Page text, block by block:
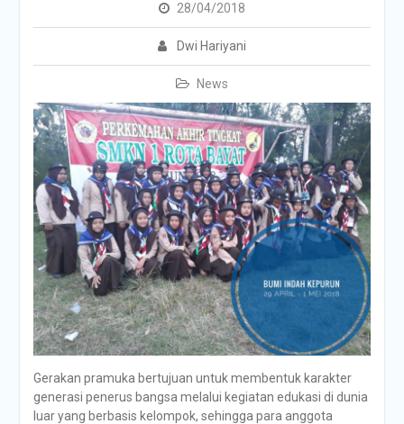
28/04/2018
Dwi Hariyani
News
Gerakan pramuka bertujuan untuk membentuk karakter
generasi penerus bangsa melalui kegiatan edukasi di dunia
luar yang berbasis kelompok, sehingga para anggota